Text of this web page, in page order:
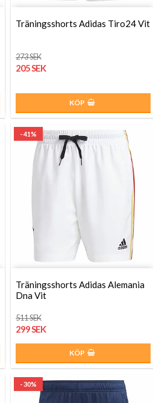
Träningsshorts Adidas Tiro24 Vit
273 SEK
205 SEK
KÖP
- 41%
Träningsshorts Adidas Alemania
Dna Vit
511 SEK
299 SEK
KÖP
- 30%